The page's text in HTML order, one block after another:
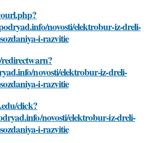
novosti/elektrobur-iz-dreli-
i-razvitie
novosti/elektrobur-iz-dreli-
i-razvitie
click?
novosti/elektrobur-iz-dreli-
i-razvitie